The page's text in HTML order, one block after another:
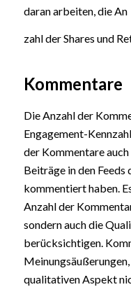
daran arbeiten, die An
zahl der Shares und
Kommentare
Die Anzahl der
Engagement-
der Kommentare
Beiträge in den
kommentiert haben.
Anzahl der
sondern auch die
berücksichtigen.
qualitativen Aspekt